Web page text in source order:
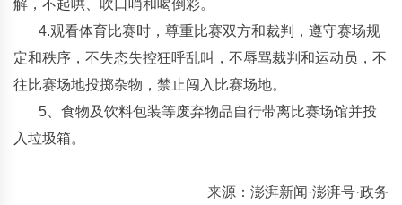
解，不起哄、吹口哨和喝倒彩。
4.观看体育比赛时，尊重比赛双方和裁判，遵守赛场规
定和秩序，不失态失控狂呼乱叫，不辱骂裁判和运动员，不
往比赛场地投掷杂物，禁止闯入比赛场地。
5、食物及饮料包装等废弃物品自行带离比赛场馆并投
入垃圾箱。
来源：澎湃新闻·澎湃号·政务